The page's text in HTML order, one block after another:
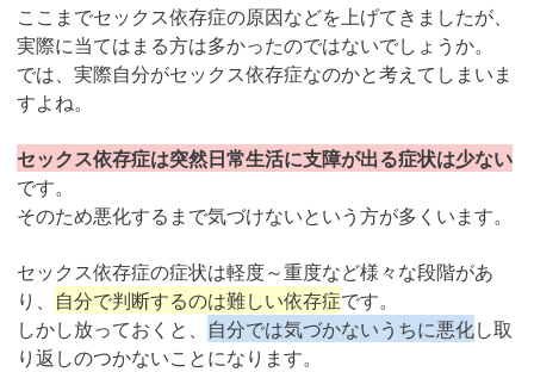
ここまでセックス依存症の原因などを上げてきましたが、
実際に当てはまる方は多かったのではないでしょうか。
では、実際自分がセックス依存症なのかと考えてしまいま
すよね。
セックス依存症は突然日常生活に支障が出る症状は少ない
です。
そのため悪化するまで気づけないという方が多くいます。
セックス依存症の症状は軽度～重度など様々な段階があ
り、 自分で判断するのは難しい依存症です。
しかし放っておくと、 自分では気づかないうちに悪化し取
り返しのつかないことになります。